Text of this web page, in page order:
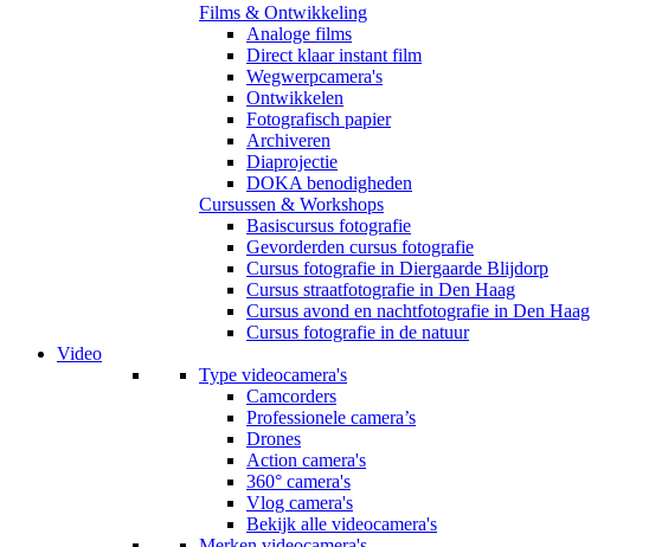
Films & Ontwikkeling
Analoge films
Direct klaar instant film
Wegwerpcamera's
Ontwikkelen
Fotografisch papier
Archiveren
Diaprojectie
DOKA benodigheden
Cursussen & Workshops
Basiscursus fotografie
Gevorderden cursus fotografie
Cursus fotografie in Diergaarde Blijdorp
Cursus straatfotografie in Den Haag
Cursus avond en nachtfotografie in Den Haag
Cursus fotografie in de natuur
Video
Type videocamera's
Camcorders
Professionele camera’s
Drones
Action camera's
360° camera's
Vlog camera's
Bekijk alle videocamera's